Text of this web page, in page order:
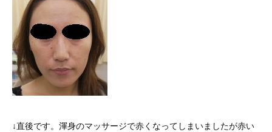
↓直後です。渾身のマッサージで赤くなってしまいましたが赤い